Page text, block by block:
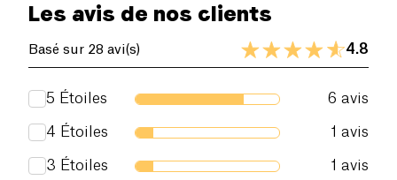
Les avis de nos clients
Basé sur 28 avi(s) 4.8
5 Étoiles 6 avis
4 Étoiles 1 avis
3 Étoiles 1 avis